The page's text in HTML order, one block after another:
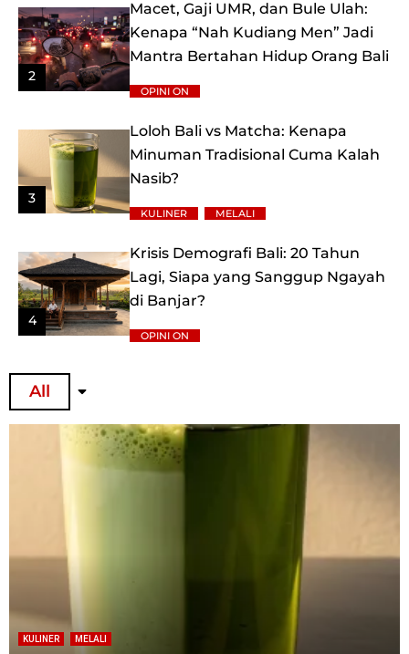
2
Macet, Gaji UMR, dan Bule Ulah:
Kenapa “Nah Kudiang Men” Jadi
Mantra Bertahan Hidup Orang Bali
OPINI ON
3
Loloh Bali vs Matcha: Kenapa
Minuman Tradisional Cuma Kalah
Nasib?
KULINER MELALI
4
Krisis Demografi Bali: 20 Tahun
Lagi, Siapa yang Sanggup Ngayah
di Banjar?
OPINI ON
All
KULINER MELALI